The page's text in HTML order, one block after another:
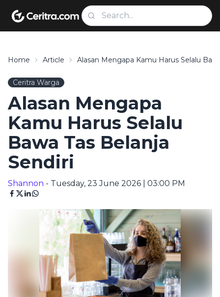
Home Article Alasan Mengapa Kamu Harus Selalu
Ceritra Warga
Alasan Mengapa
Kamu Harus Selalu
Bawa Tas Belanja
Sendiri
Shannon - Tuesday, 23 June 2026 | 03:00 PM